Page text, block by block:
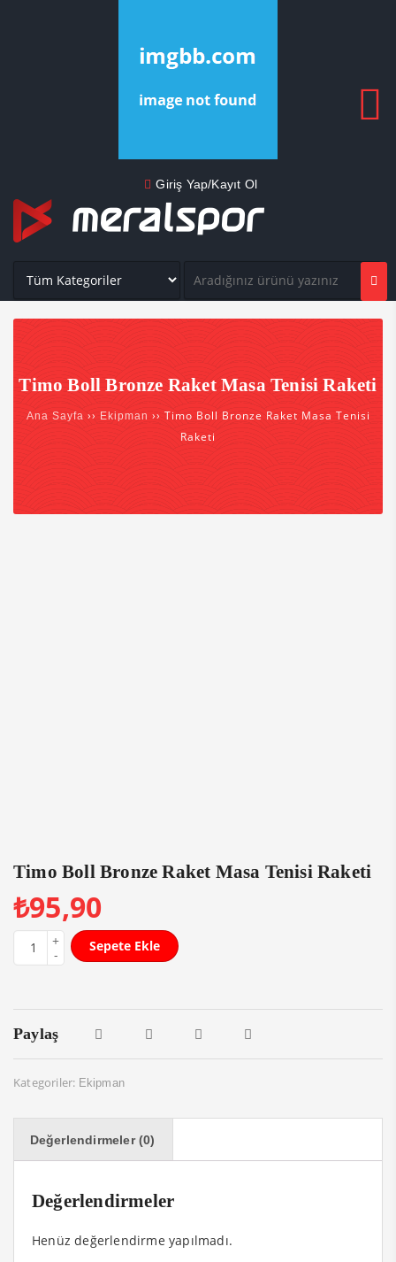
Giriş Yap/Kayıt Ol
Timo Boll Bronze Raket Masa Tenisi Raketi
Ana Sayfa ›› Ekipman ›› Timo Boll Bronze Raket Masa Tenisi
Raketi
Timo Boll Bronze Raket Masa Tenisi Raketi
₺95,90
Sepete Ekle
Paylaş
Kategoriler: Ekipman
Değerlendirmeler (0)
Değerlendirmeler
Henüz değerlendirme yapılmadı.